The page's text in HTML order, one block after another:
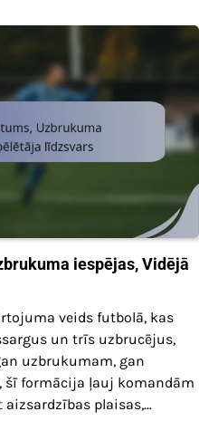
iespējas, Vidējā
veids futbolā, kas
un trīs uzbrucējus,
uzbrukumam, gan
šī formācija ļauj komandām
plaisas,…